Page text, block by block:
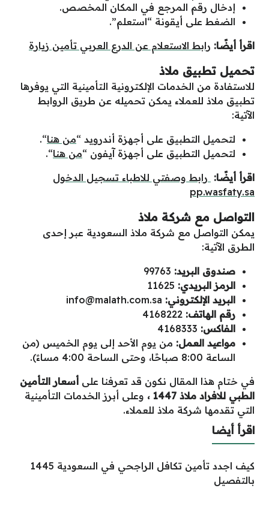
إدخال رقم المرجع في المكان المخصص.
الضغط على أيقونة “استعلم”.
اقرأ أيضًا: رابط الاستعلام عن الدرع العربي تأمين زيارة
تحميل تطبيق ملاذ
للاستفادة من الخدمات الإلكترونية التأمينية التي يوفرها
تطبيق ملاذ للعملاء يمكن تحميله عن طريق الروابط
الآتية:
لتحميل التطبيق على أجهزة أندرويد “من هنا“.
لتحميل التطبيق على أجهزة آيفون “من هنا“.
اقرأ أيضًا: رابط وصفتي للاطباء تسجيل الدخول
pp.wasfaty.sa
التواصل مع شركة ملاذ
يمكن التواصل مع شركة ملاذ السعودية عبر إحدى
الطرق الآتية:
صندوق البريد: 99763
الرمز البريدي: 11625
البريد الإلكتروني: info@malath.com.sa
رقم الهاتف:
الفاكس: 4168333
مواعيد العمل: من يوم الأحد إلى يوم الخميس (من
الساعة 8:00 صباحًا، وحتى الساحة 4:00 مساءً).
في ختام هذا المقال نكون قد تعرفنا على أسعار التأمين
الطبي للافراد ملاذ 1447 ،
وعلى أبرز الخدمات التأمينية
التي تقدمها شركة ملاذ للعملاء.
اقرأ أيضا
كيف اجدد تأمين تكافل الراجحي في السعودية 1445
بالتفصيل